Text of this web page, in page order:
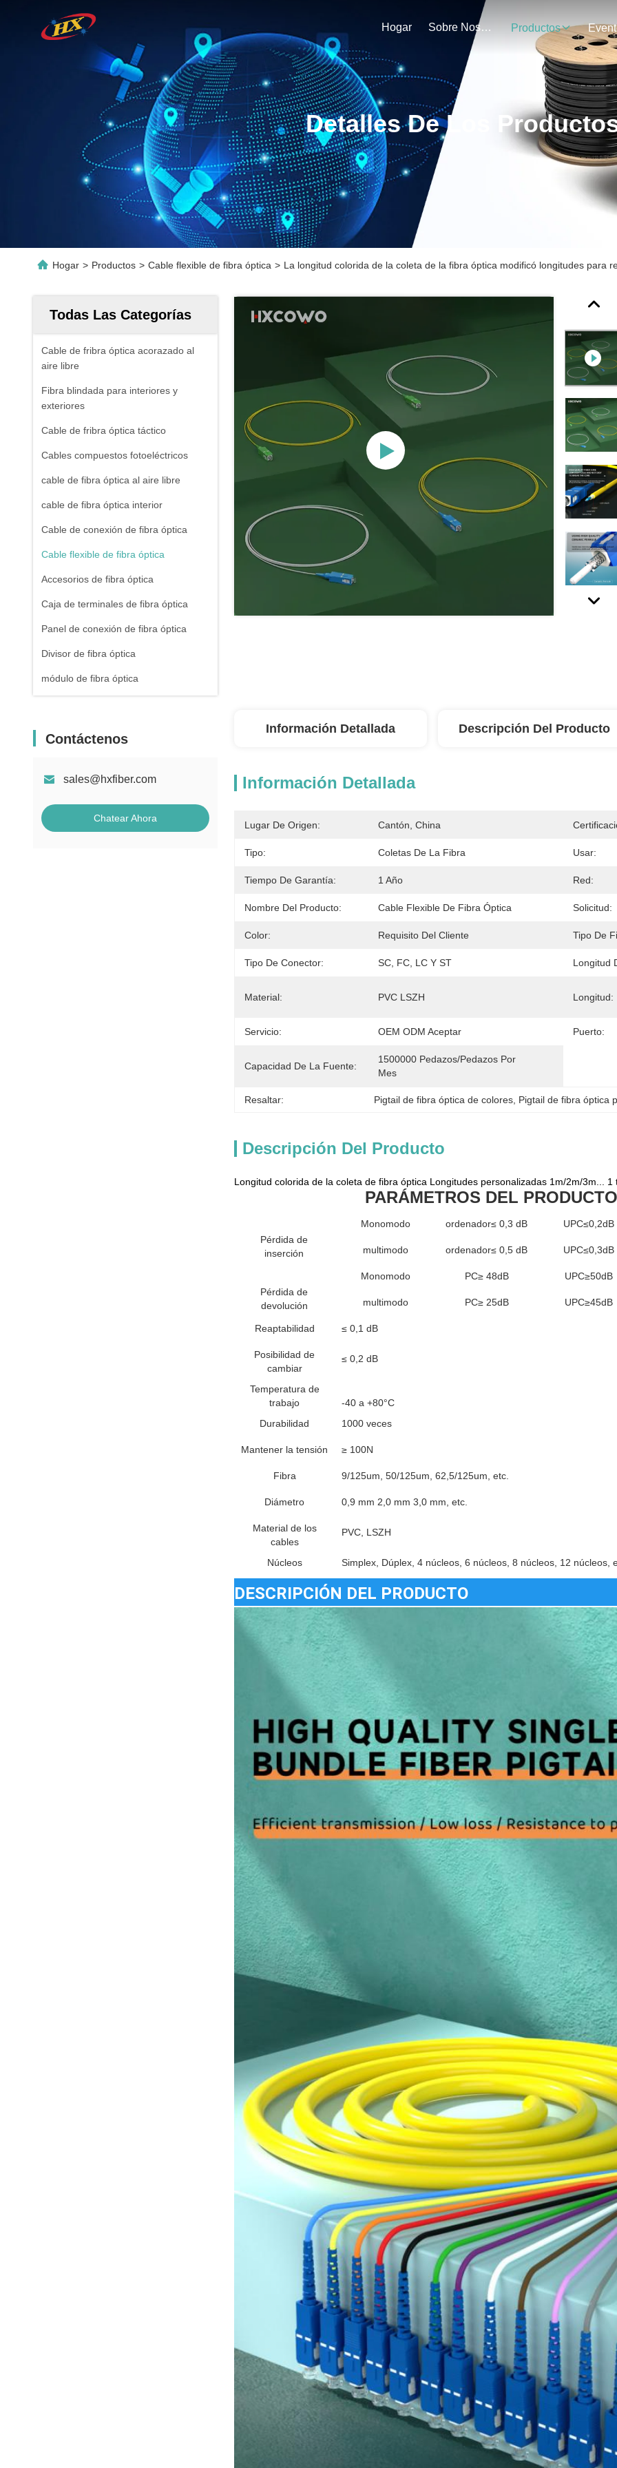
Hogar Sobre Nosotros Productos
Detalles De Los
Hogar > Productos > Cable flexible de fibra óptica > La longitud colorida de la coleta de la fibra óptica modificó longitudes para
Todas Las Categorías
Cable de fribra óptica acorazado al
aire libre
Fibra blindada para interiores y
exteriores
Cable de fribra óptica táctico
Cables compuestos fotoeléctricos
cable de fibra óptica al aire libre
cable de fibra óptica interior
Cable de conexión de fibra óptica
Cable flexible de fibra óptica
Accesorios de fibra óptica
Caja de terminales de fibra óptica
Panel de conexión de fibra óptica
Divisor de fibra óptica
módulo de fibra óptica
Contáctenos
sales@hxfiber.com
Chatear Ahora
Información Detallada Descripción Del Producto
Información Detallada
Lugar De Origen: Cantón, China
Tipo: Coletas De La Fibra Usar:
Tiempo De Garantía: 1 Año Red:
Nombre Del Producto: Cable Flexible De Fibra Óptica Solicitud:
Color: Requisito Del Cliente Tipo De
Tipo De Conector: SC, FC, LC Y ST Longitud
Material: PVC LSZH Longitud:
Servicio: OEM ODM Aceptar Puerto:
Capacidad De La Fuente:
1500000 Pedazos/pedazos Por
Mes
Resaltar: Pigtail de fibra óptica de colores Pigtail de fibra óptica
Descripción Del Producto
Longitud colorida de la coleta de fibra óptica Longitudes personalizadas 1m/2m/3m... 1
PARÁMETROS DEL PRODUCTO
Pérdida de
inserción
Monomodo ordenador≤ 0,3 dB UPC≤0,2dB
multimodo ordenador≤ 0,5 dB UPC≤0,3dB
Pérdida de
devolución
Monomodo PC≥ 48dB UPC≥50dB
multimodo PC≥ 25dB UPC≥45dB
Reaptabilidad ≤ 0,1 dB
Posibilidad de
cambiar
≤ 0,2 dB
Temperatura de
trabajo
-40 a +80°C
Durabilidad
1000 veces
Mantener la tensión ≥ 100N
Fibra 9/125um, 50/125um, 62,5/125um, etc.
Diámetro 0,9 mm 2,0 mm 3,0 mm, etc.
Material de los
cables
PVC, LSZH
Núcleos Simplex, Dúplex, 4 núcleos, 6 núcleos, 8 núcleos, 12 núcleos,
DESCRIPCIÓN DEL PRODUCTO